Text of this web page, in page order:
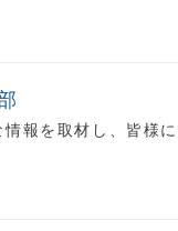
報を取材し、皆様に